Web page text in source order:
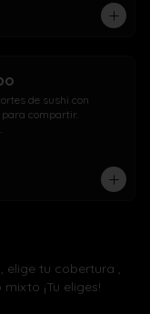
de sushi con
para compartir.
queso crema
queso crema
elige tu cobertura ,
¡Tu eliges!